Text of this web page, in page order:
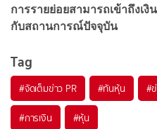
การรายย่อยสามารถเข้าถึงเ
กับสถานการณ์ปัจจุบัน
Tag
#จัดเต็มข่าว PR #ทันหุ้น #
#การเงิน #หุ้น